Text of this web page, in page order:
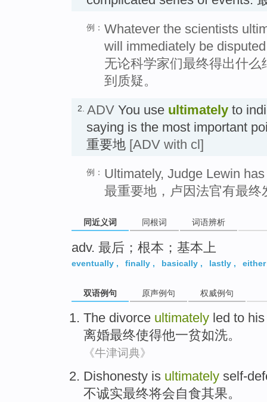
例： Whatever the scientists
will immediately be
无论科学家们最终得出什
到质疑。
2. ADV You use ultimately to
saying is the most important
重要地 [ADV with cl]
例： Ultimately, Judge Lewin
最重要地，卢因法官有最终
同近义词 同根词 词语辨析
adv. 最后；根本；基本上
eventually , finally , basically , lastly , either
双语例句 原声例句 权威例句
The divorce ultimately led to his
离婚最终使得他一贫如洗。
《牛津词典》
Dishonesty is ultimately self-
不诚实最终将会自食其果。